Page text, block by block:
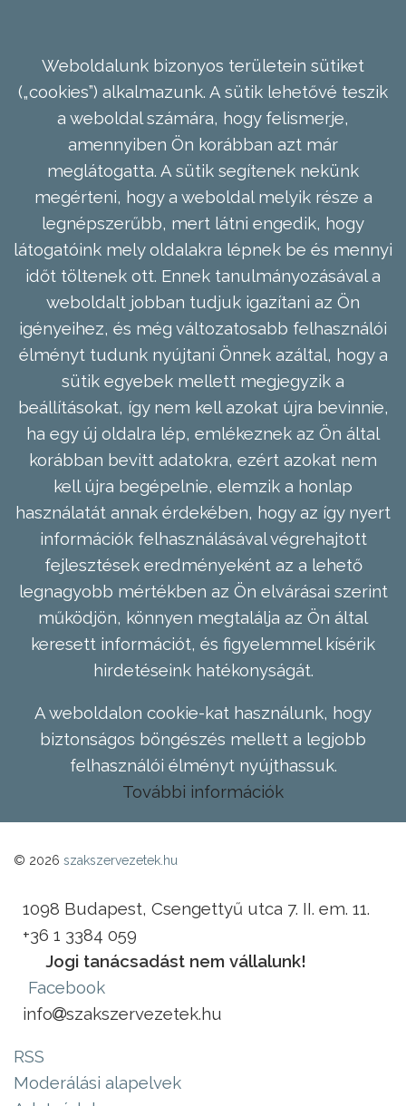
Weboldalunk bizonyos területein sütiket
(„cookies”) alkalmazunk. A sütik lehetővé teszik
a weboldal számára, hogy felismerje,
amennyiben Ön korábban azt már
meglátogatta. A sütik segítenek nekünk
megérteni, hogy a weboldal melyik része a
legnépszerűbb, mert látni engedik, hogy
látogatóink mely oldalakra lépnek be és mennyi
időt töltenek ott. Ennek tanulmányozásával a
weboldalt jobban tudjuk igazítani az Ön
igényeihez, és még változatosabb felhasználói
élményt tudunk nyújtani Önnek azáltal, hogy a
sütik egyebek mellett megjegyzik a
beállításokat, így nem kell azokat újra bevinnie,
ha egy új oldalra lép, emlékeznek az Ön által
korábban bevitt adatokra, ezért azokat nem
kell újra begépelnie, elemzik a honlap
használatát annak érdekében, hogy az így nyert
információk felhasználásával végrehajtott
fejlesztések eredményeként az a lehető
legnagyobb mértékben az Ön elvárásai szerint
működjön, könnyen megtalálja az Ön által
keresett információt, és figyelemmel kísérik
hirdetéseink hatékonyságát.
A weboldalon cookie-kat használunk, hogy
biztonságos böngészés mellett a legjobb
felhasználói élményt nyújthassuk.
További információk
© 2026 szakszervezetek.hu
1098 Budapest, Csengettyű utca 7. II. em. 11.
+36 1 3384 059
Jogi tanácsadást nem vállalunk!
Facebook
info
szakszervezetek.hu
RSS
Moderálási alapelvek